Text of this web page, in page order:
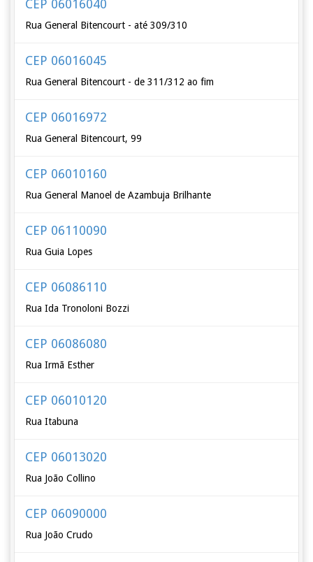
CEP 06016040
Rua General Bitencourt - até 309/310
CEP 06016045
Rua General Bitencourt - de 311/312 ao fim
CEP 06016972
Rua General Bitencourt, 99
CEP 06010160
Rua General Manoel de Azambuja Brilhante
CEP 06110090
Rua Guia Lopes
CEP 06086110
Rua Ida Tronoloni Bozzi
CEP 06086080
Rua Irmã Esther
CEP 06010120
Rua Itabuna
CEP 06013020
Rua João Collino
CEP 06090000
Rua João Crudo